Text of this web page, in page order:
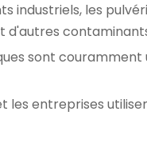
industriels, les
d'autres
sont
les entreprises